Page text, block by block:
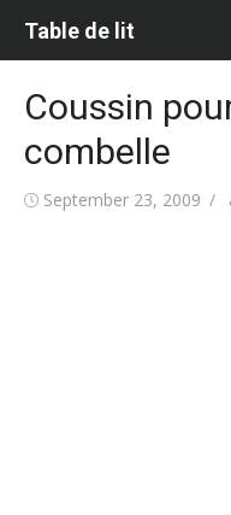
Table de lit
Coussin
combelle
Posted
September 23, 2009